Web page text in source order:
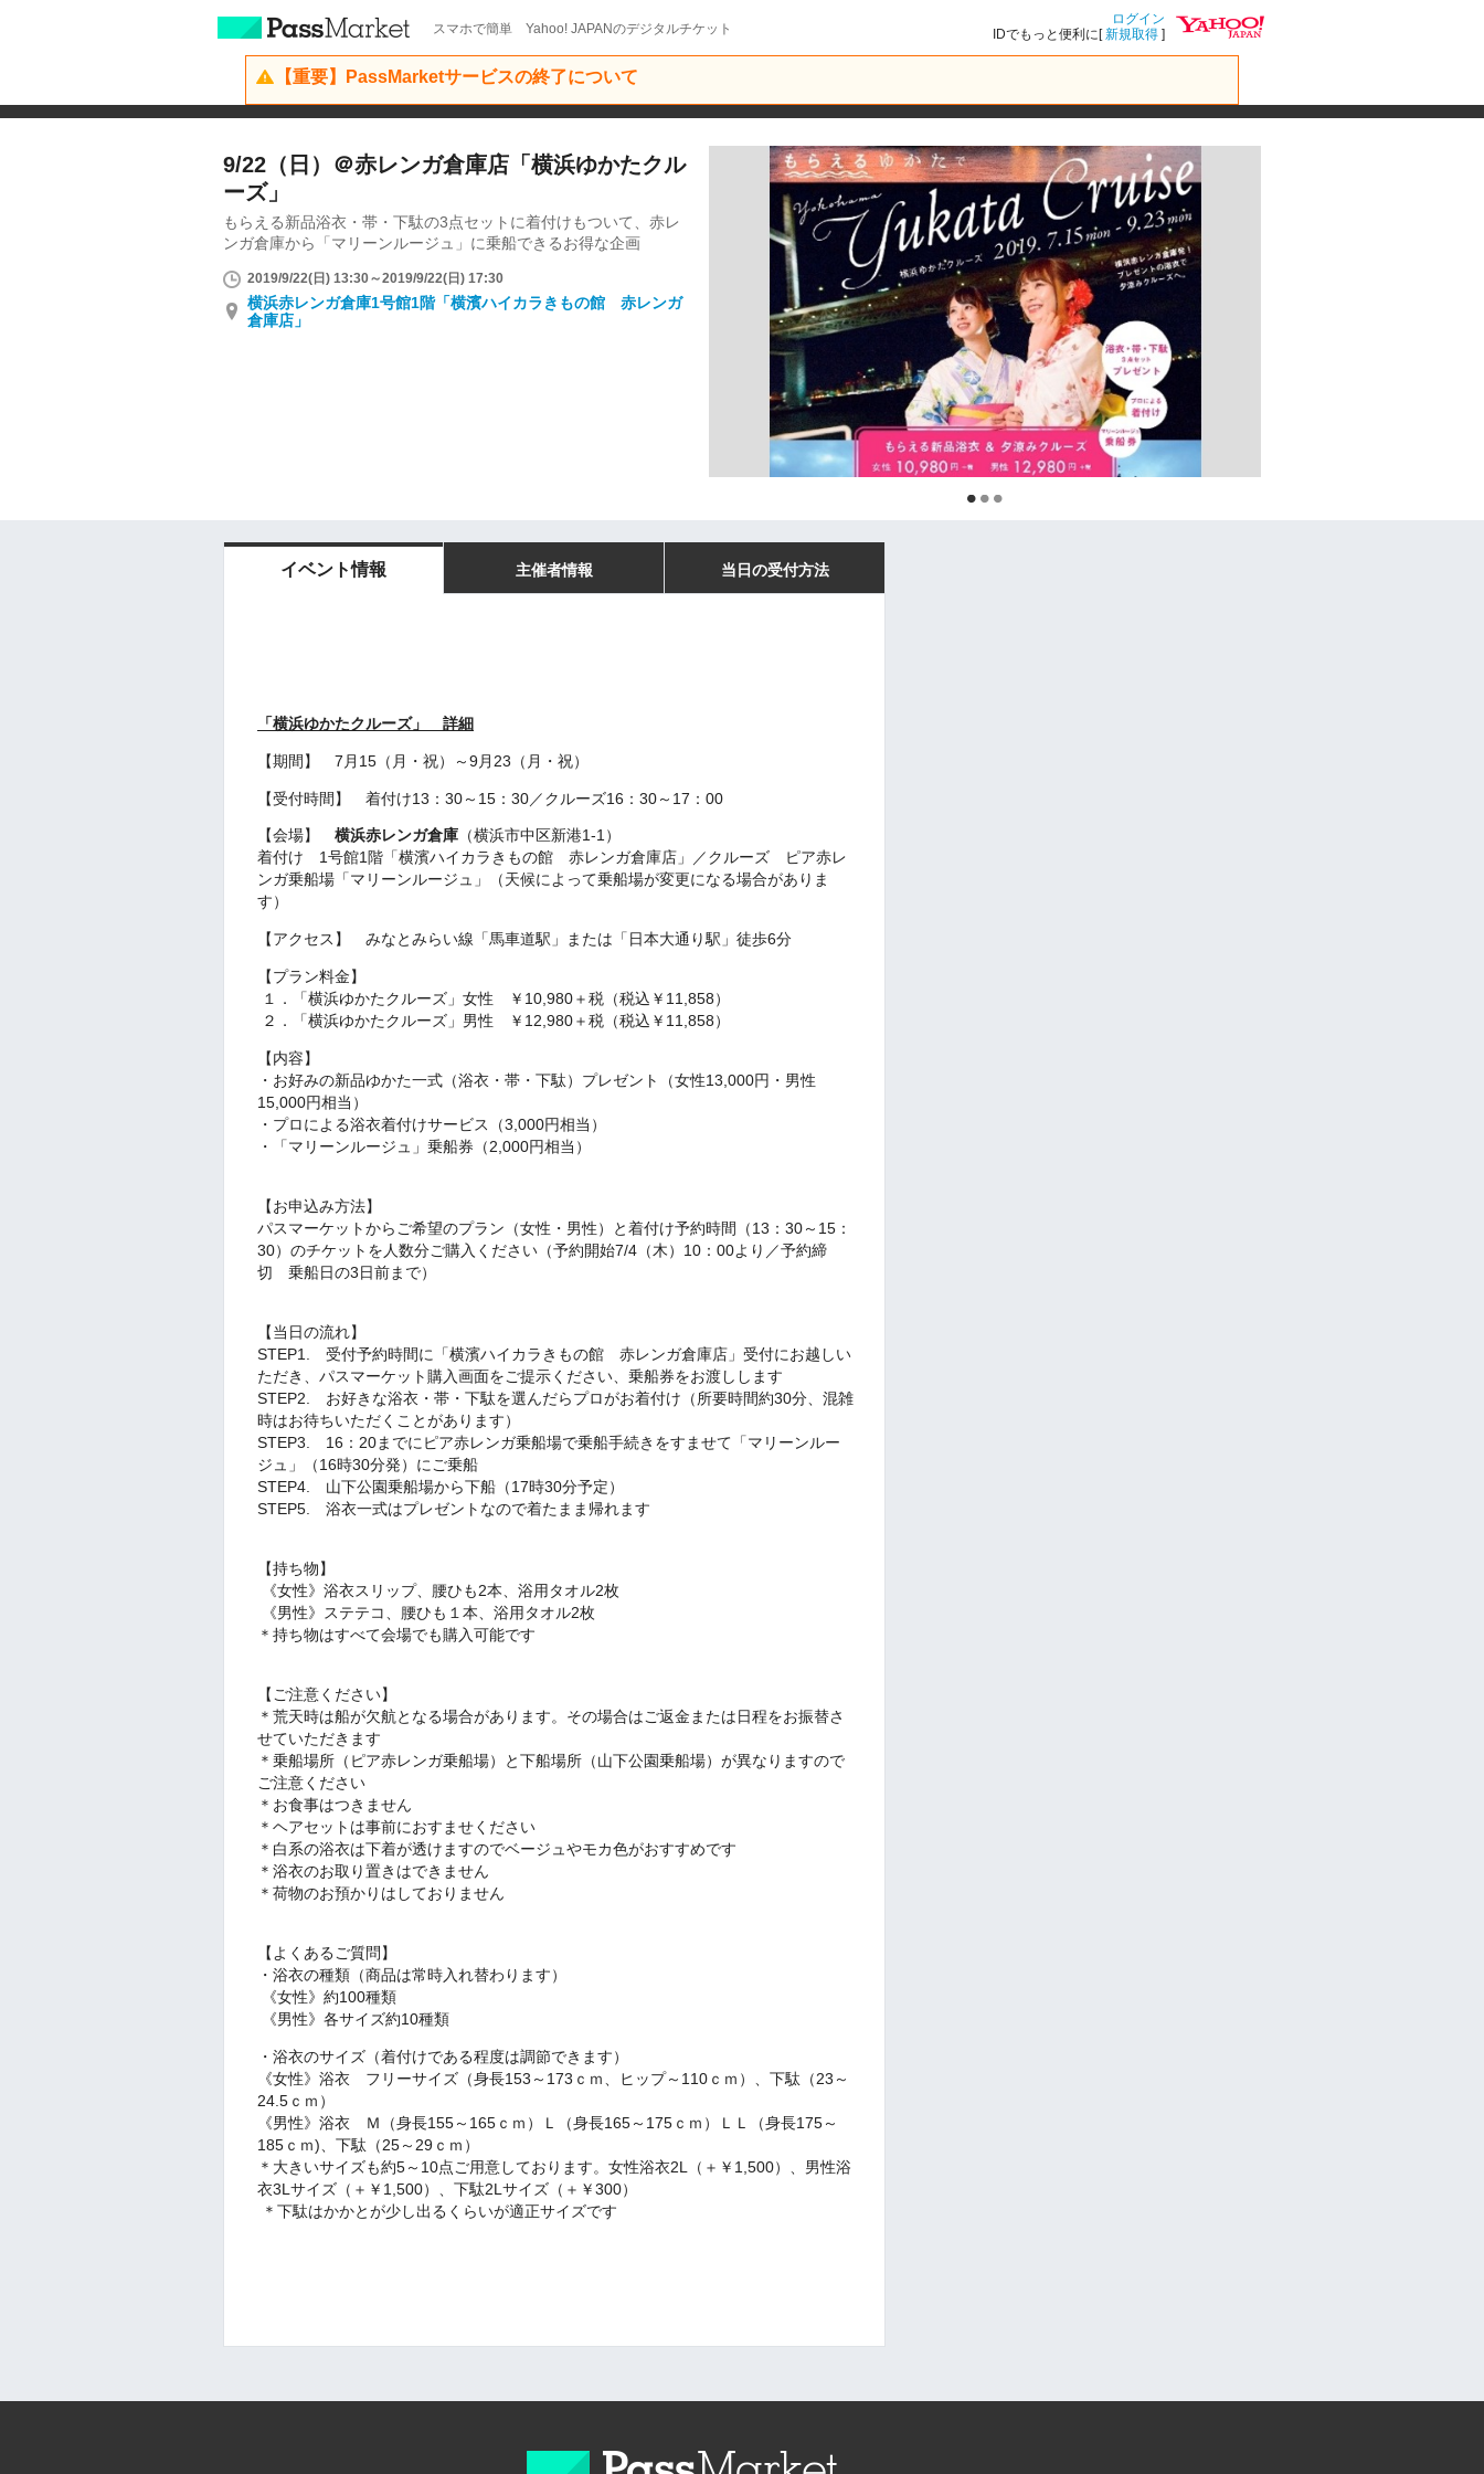
スマホで簡単 Yahoo! JAPANのデジタルチケット
ログイン
IDでもっと便利に[新規取得 ]
【重要】PassMarketサービスの終了について
9/22（日）＠赤レンガ倉庫店「横浜ゆかたクル
ーズ」
もらえる新品浴衣・帯・下駄の3点セットに着付けもついて、赤レ
ンガ倉庫から「マリーンルージュ」に乗船できるお得な企画
2019/9/22(日) 13:30～2019/9/22(日) 17:30
横浜赤レンガ倉庫1号館1階「横濱ハイカラきもの館 赤レンガ
倉庫店」
イベント情報 主催者情報 当日の受付方法
「横浜ゆかたクルーズ」 詳細
【期間】 7月15（月・祝）～9月23（月・祝）
【受付時間】 着付け13：30～15：30／クルーズ16：30～17：00
【会場】 横浜赤レンガ倉庫 （横浜市中区新港1-1）
着付け 1号館1階「横濱ハイカラきもの館 赤レンガ倉庫店」／クルーズ ピア赤レ
ンガ乗船場「マリーンルージュ」（天候によって乗船場が変更になる場合がありま
す）
【アクセス】 みなとみらい線「馬車道駅」または「日本大通り駅」徒歩6分
【プラン料金】
１．「横浜ゆかたクルーズ」女性 ￥10,980＋税（税込￥11,858）
２．「横浜ゆかたクルーズ」男性 ￥12,980＋税（税込￥11,858）
【内容】
・お好みの新品ゆかた一式（浴衣・帯・下駄）プレゼント（女性13,000円・男性
15,000円相当）
・プロによる浴衣着付けサービス（3,000円相当）
・「マリーンルージュ」乗船券（2,000円相当）
【お申込み方法】
パスマーケットからご希望のプラン（女性・男性）と着付け予約時間（13：30～15：
30）のチケットを人数分ご購入ください（予約開始7/4（木）10：00より／予約締
切 乗船日の3日前まで）
【当日の流れ】
STEP1. 受付予約時間に「横濱ハイカラきもの館 赤レンガ倉庫店」受付にお越しい
ただき、パスマーケット購入画面をご提示ください、乗船券をお渡しします
STEP2. お好きな浴衣・帯・下駄を選んだらプロがお着付け（所要時間約30分、混雑
時はお待ちいただくことがあります）
STEP3. 16：20までにピア赤レンガ乗船場で乗船手続きをすませて「マリーンルー
ジュ」（16時30分発）にご乗船
STEP4. 山下公園乗船場から下船（17時30分予定）
STEP5. 浴衣一式はプレゼントなので着たまま帰れます
【持ち物】
《女性》浴衣スリップ、腰ひも2本、浴用タオル2枚
《男性》ステテコ、腰ひも１本、浴用タオル2枚
＊持ち物はすべて会場でも購入可能です
【ご注意ください】
＊荒天時は船が欠航となる場合があります。その場合はご返金または日程をお振替さ
せていただきます
＊乗船場所（ピア赤レンガ乗船場）と下船場所（山下公園乗船場）が異なりますので
ご注意ください
＊お食事はつきません
＊ヘアセットは事前におすませください
＊白系の浴衣は下着が透けますのでベージュやモカ色がおすすめです
＊浴衣のお取り置きはできません
＊荷物のお預かりはしておりません
【よくあるご質問】
・浴衣の種類（商品は常時入れ替わります）
《女性》約100種類
《男性》各サイズ約10種類
・浴衣のサイズ（着付けである程度は調節できます）
《女性》浴衣 フリーサイズ（身長153～173ｃｍ、ヒップ～110ｃｍ）、下駄（23～
24.5ｃｍ）
《男性》浴衣 Ｍ（身長155～165ｃｍ）Ｌ（身長165～175ｃｍ）ＬＬ（身長175～
185ｃｍ)、下駄（25～29ｃｍ）
＊大きいサイズも約5～10点ご用意しております。女性浴衣2L（＋￥1,500）、男性浴
衣3Lサイズ（＋￥1,500）、下駄2Lサイズ（＋￥300）
＊下駄はかかとが少し出るくらいが適正サイズです